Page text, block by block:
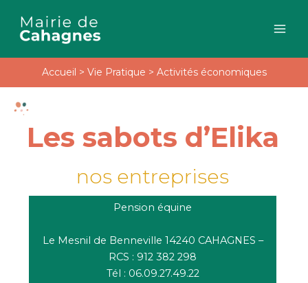
contenu
Accueil > Vie Pratique > Activités économiques
Les sabots d’Elika
nos entreprises
Pension équine
Le Mesnil de Benneville 14240 CAHAGNES –
RCS : 912 382 298
Tél : 06.09.27.49.22